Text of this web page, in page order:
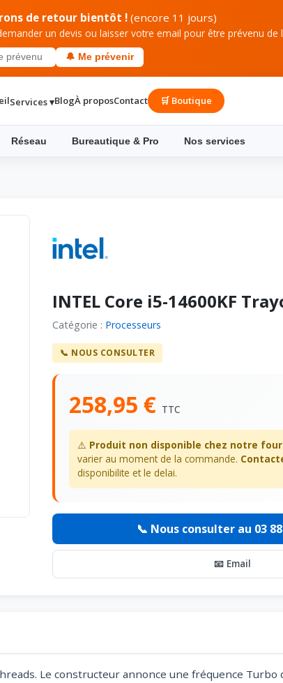
de retour bientôt !(encore 11 jours)
un devis ou laisser votre email pour être prévenu
🔔 Me prévenir
Services ▾BlogÀ proposContact 🛒 Boutique
Réseau Bureautique & Pro Nos services
INTEL Core i5-14600KF
Catégorie : Processeurs
📞 NOUS CONSULTER
258,95 € TTC
⚠️ Produit non disponible chez notre
varier au moment de la commande.
disponibilite et le delai.
📞 Nous consulter au 03
📧 Email
Le constructeur annonce une fréquence Turbo